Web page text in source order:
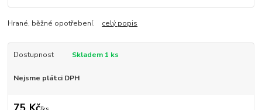
Hrané, běžné opotřebení. celý popis
Dostupnost Skladem 1 ks
Nejsme plátci DPH